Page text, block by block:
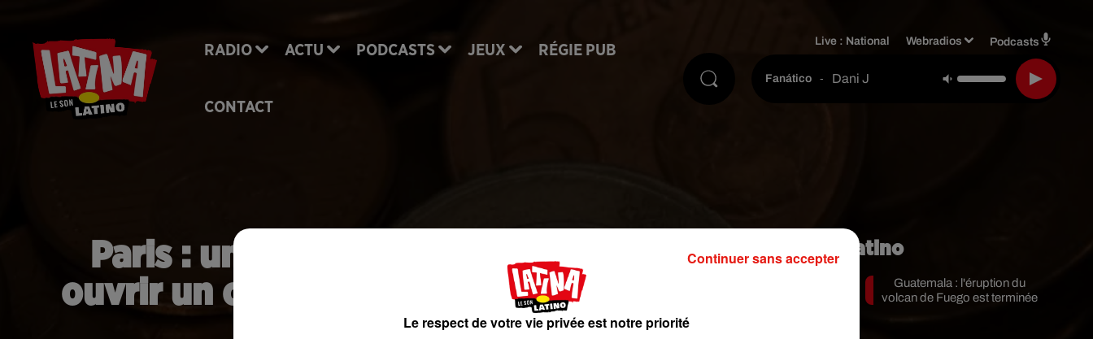
RADIO ACTU PODCASTS JEUX RÉGIE PUB
CONTACT
Live : National Webradios Podcasts
Fanático - Dani J
Paris : un appel aux dons lancé pour
ouvrir un centre pour femmes sans abri
Mundo Latino
Guatemala : l'éruption du
volcan de Fuego est terminée
Le respect de votre vie privée est notre priorité
Continuer sans accepter